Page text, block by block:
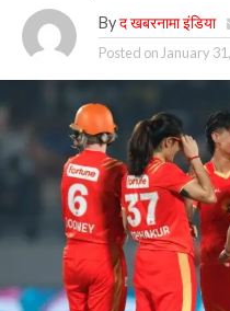
By द खबरनामा इंडिया
Posted on January